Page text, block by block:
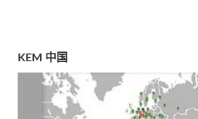
KEM 中国